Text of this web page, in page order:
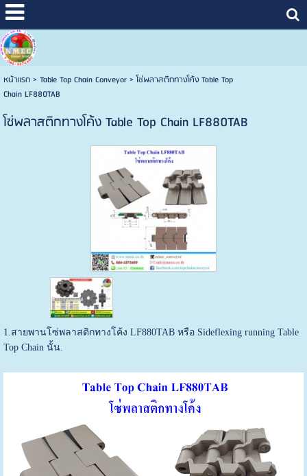
หน้าแรก> Table Top Chain Conveyor>โซ่พลาสติกทางโค้ง Table Top
Chain LF880TAB
โซ่พลาสติกทางโค้ง Table Top Chain LF880TAB
1.สายพานโซ่พลาสติกทางโค้ง LF880TAB หรือ Sideflexing running Table
Top Chain นั้น.